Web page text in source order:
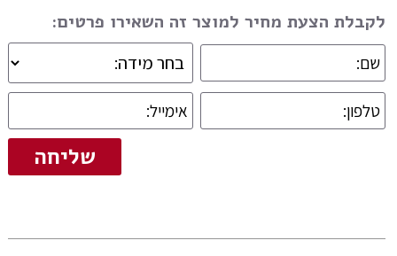
לקבלת הצעת מחיר למוצר זה השאירו פרטים: